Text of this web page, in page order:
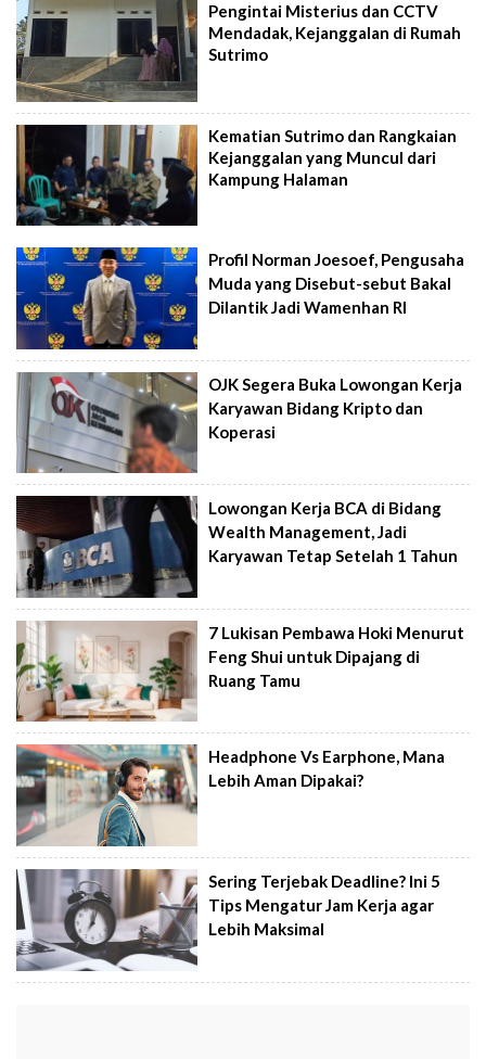
Pengintai Misterius dan CCTV
Mendadak, Kejanggalan di Rumah
Sutrimo
Kematian Sutrimo dan Rangkaian
Kejanggalan yang Muncul dari
Kampung Halaman
Profil Norman Joesoef, Pengusaha
Muda yang Disebut-sebut Bakal
Dilantik Jadi Wamenhan RI
OJK Segera Buka Lowongan Kerja
Karyawan Bidang Kripto dan
Koperasi
Lowongan Kerja BCA di Bidang
Wealth Management, Jadi
Karyawan Tetap Setelah 1 Tahun
7 Lukisan Pembawa Hoki Menurut
Feng Shui untuk Dipajang di
Ruang Tamu
Headphone Vs Earphone, Mana
Lebih Aman Dipakai?
Sering Terjebak Deadline? Ini 5
Tips Mengatur Jam Kerja agar
Lebih Maksimal